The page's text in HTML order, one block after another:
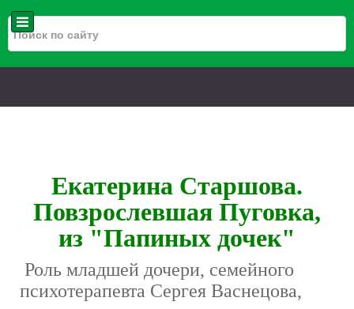
Екатерина Старшова.
Повзрослевшая Пуговка,
из "Папиных дочек"
Роль младшей дочери, семейного
психотерапевта Сергея Васнецова,